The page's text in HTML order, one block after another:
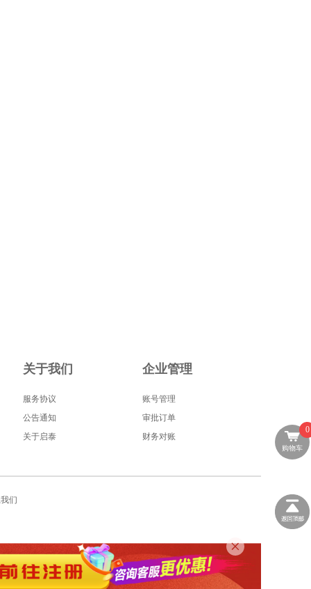
购物车
0
关于我们
服务协议
公告通知
关于启泰
企业管理
账号管理
审批订单
财务对账
们